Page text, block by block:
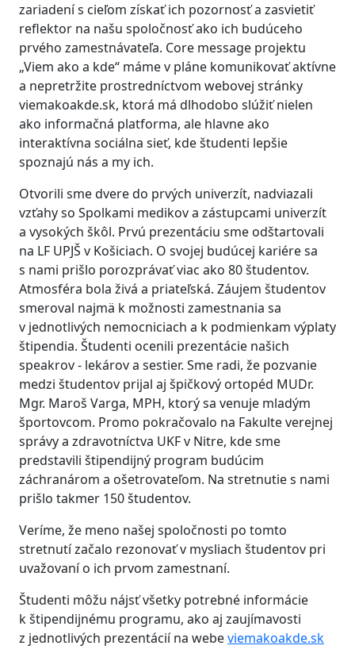
zariadení s cieľom získať ich pozornosť a zasvietiť
reflektor na našu spoločnosť ako ich budúceho
prvého zamestnávateľa. Core message projektu
„Viem ako a kde“ máme v pláne komunikovať aktívne
a nepretržite prostredníctvom webovej stránky
viemakoakde.sk, ktorá má dlhodobo slúžiť nielen
ako informačná platforma, ale hlavne ako
interaktívna sociálna sieť, kde študenti lepšie
spoznajú nás a my ich.
Otvorili sme dvere do prvých univerzít, nadviazali
vzťahy so Spolkami medikov a zástupcami univerzít
a vysokých škôl. Prvú prezentáciu sme odštartovali
na LF UPJŠ v Košiciach. O svojej budúcej kariére sa
s nami prišlo porozprávať viac ako 80 študentov.
Atmosféra bola živá a priateľská. Záujem študentov
smeroval najmä k možnosti zamestnania sa
v jednotlivých nemocniciach a k podmienkam výplaty
štipendia. Študenti ocenili prezentácie našich
speakrov - lekárov a sestier. Sme radi, že pozvanie
medzi študentov prijal aj špičkový ortopéd MUDr.
Mgr. Maroš Varga, MPH, ktorý sa venuje mladým
športovcom. Promo pokračovalo na Fakulte verejnej
správy a zdravotníctva UKF v Nitre, kde sme
predstavili štipendijný program budúcim
záchranárom a ošetrovateľom. Na stretnutie s nami
prišlo takmer 150 študentov.
Veríme, že meno našej spoločnosti po tomto
stretnutí začalo rezonovať v mysliach študentov pri
uvažovaní o ich prvom zamestnaní.
Študenti môžu nájsť všetky potrebné informácie
k štipendijnému programu, ako aj zaujímavosti
z jednotlivých prezentácií na webeviemakoakde.sk